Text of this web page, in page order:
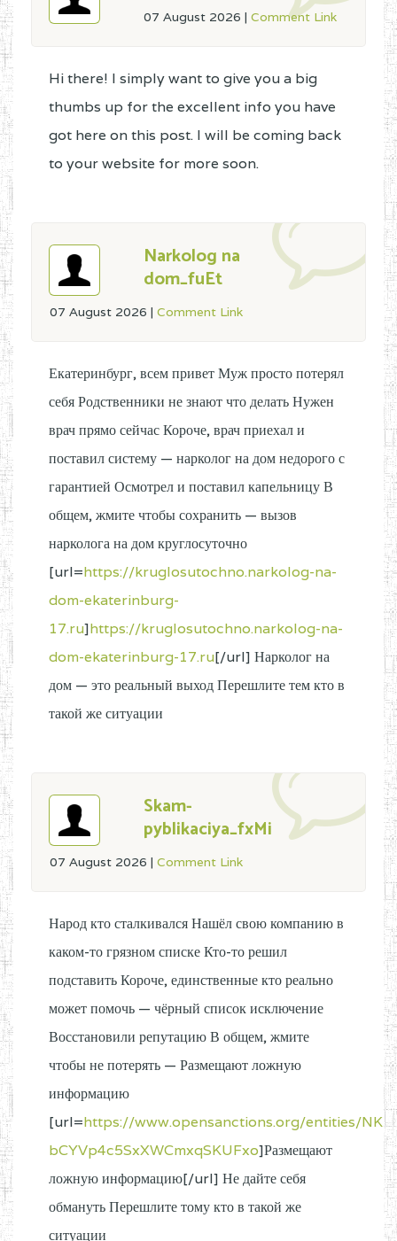
07 August 2026 | Comment Link
Hi there! I simply want to give you a big
thumbs up for the excellent info you have
got here on this post. I will be coming back
to your website for more soon.
Narkolog na
dom_fuEt
07 August 2026 | Comment Link
Екатеринбург, всем привет Муж просто потерял
себя Родственники не знают что делать Нужен
врач прямо сейчас Короче, врач приехал и
поставил систему — нарколог на дом недорого с
гарантией Осмотрел и поставил капельницу В
общем, жмите чтобы сохранить — вызов
нарколога на дом круглосуточно
[url=https://kruglosutochno.narkolog-na-
dom-ekaterinburg-
17.ru]https://kruglosutochno.narkolog-na-
dom-ekaterinburg-17.ru[/url] Нарколог на
дом — это реальный выход Перешлите тем кто в
такой же ситуации
Skam-
pyblikaciya_fxMi
07 August 2026 | Comment Link
Народ кто сталкивался Нашёл свою компанию в
каком-то грязном списке Кто-то решил
подставить Короче, единственные кто реально
может помочь — чёрный список исключение
Восстановили репутацию В общем, жмите
чтобы не потерять — Размещают ложную
информацию
[url=https://www.opensanctions.org/entities/NK-
bCYVp4c5SxXWCmxqSKUFxo]Размещают
ложную информацию[/url] Не дайте себя
обмануть Перешлите тому кто в такой же
ситуации